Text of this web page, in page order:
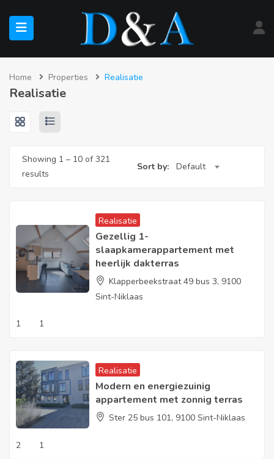
(Te Koop)
Home Properties Realisatie
Realisatie
Showing 1 – 10 of 321
results
Sort by: Default
Realisatie
Gezellig 1-
slaapkamerappartement met
heerlijk dakterras
Klapperbeekstraat 49 bus 3, 9100
Sint-Niklaas
1 1
Realisatie
Modern en energiezuinig
appartement met zonnig terras
Ster 25 bus 101, 9100 Sint-Niklaas
2 1